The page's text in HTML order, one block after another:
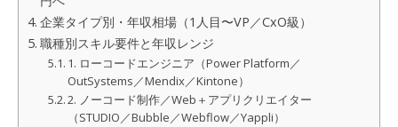
企業タイプ別・年収相場（1人目〜VP／CxO級）
職種別スキル要件と年収レンジ
1. ローコードエンジニア（Power Platform／
OutSystems／Mendix／Kintone）
2. ノーコード制作／Web＋アプリクリエイター
（STUDIO／Bubble／Webflow／Yappli）